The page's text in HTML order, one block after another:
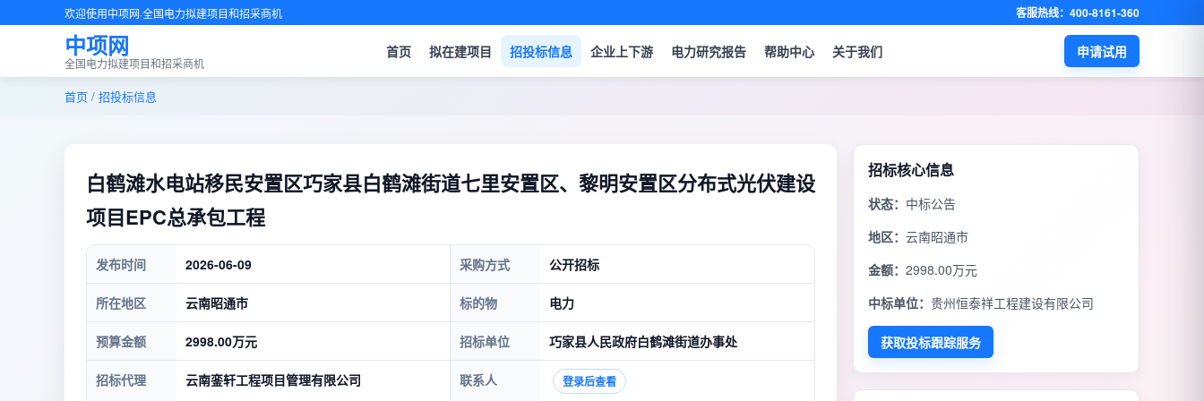
欢迎使用中项网·全国电力拟建项目和招采商机 客服热线：400-8161-360
中项网
全国电力拟建项目和招采商机
首页 拟在建项目 招投标信息 企业上下游 电力研究报告 帮助中心 关于我们 申请试用
首页 / 招投标信息
白鹤滩水电站移民安置区巧家县白鹤滩街道七里安置区、黎明安置区分布式光伏建设
项目EPC总承包工程
发布时间 2026-06-09 采购方式 公开招标
所在地区 云南昭通市 标的物 电力
预算金额 2998.00万元 招标单位 巧家县人民政府白鹤滩街道办事处
招标代理 云南銮轩工程项目管理有限公司 联系人 登录后查看
招标核心信息
状态： 中标公告
地区： 云南昭通市
金额： 2998.00万元
中标单位： 贵州恒泰祥工程建设有限公司
获取投标跟踪服务